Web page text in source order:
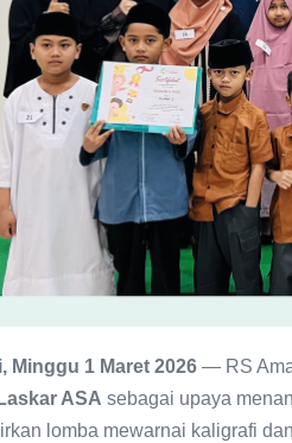
Minggu 1 Maret 2026 — RS
ASA sebagai upaya
lomba mewarnai kaligrafi